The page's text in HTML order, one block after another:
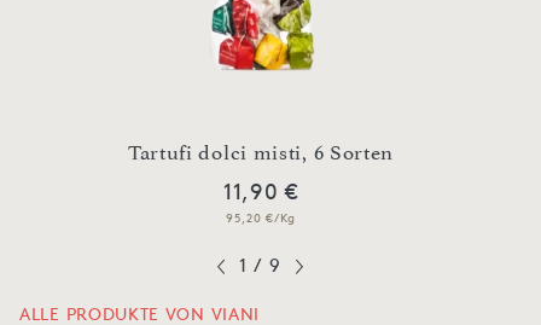
Tartufi dolci misti, 6 Sorten
11,90 €
95,20 €/Kg
1 / 9
ALLE PRODUKTE VON VIANI